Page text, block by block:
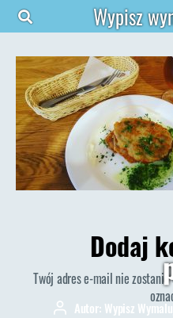
Wypisz
AutorAutor: Wypisz
Dodaj
Twój adres e-mail nie zostanie